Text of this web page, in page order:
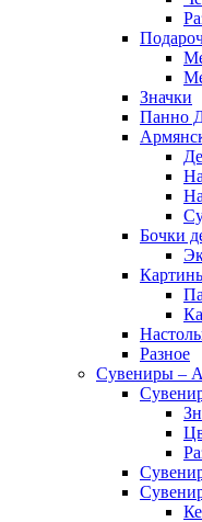
Значки
Панно
Бочки
Разное
Сувениры –